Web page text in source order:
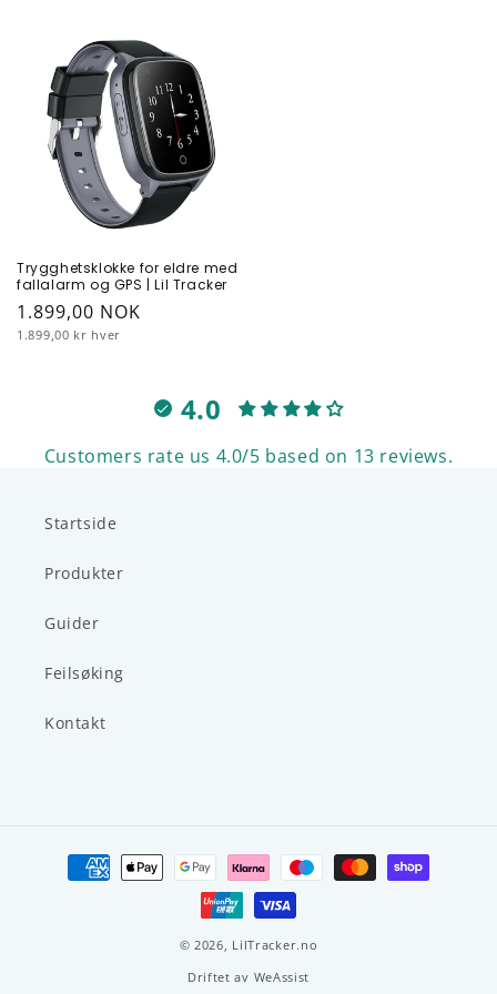
Trygghetsklokke for eldre med
fallalarm og GPS | Lil Tracker
Vanlig
pris
1.899,00 NOK
Enhetspris
1.899,00 kr hver
4.0
Customers rate us 4.0/5 based on 13 reviews.
Startside
Produkter
Guider
Feilsøking
Kontakt
Betalingsmåter
© 2026, LilTracker.no
Driftet av WeAssist